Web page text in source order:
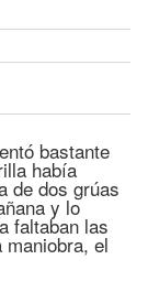
bastante
había
de dos grúas
y lo
faltaban las
el